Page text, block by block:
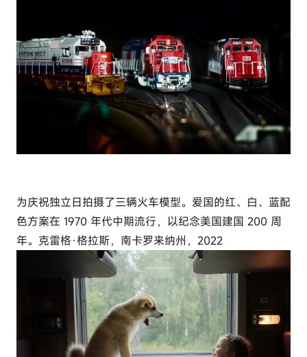
为庆祝独立日拍摄了三辆火车模型。爱国的红、白、蓝配
色方案在 1970 年代中期流行，以纪念美国建国 200 周
年。克雷格·格拉斯，南卡罗来纳州，2022